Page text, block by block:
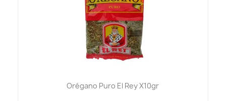
Orégano Puro El Rey X10gr